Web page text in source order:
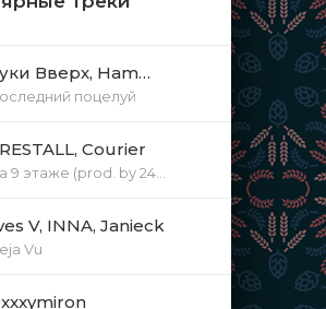
Руки Вверх, HammAli & Navai
поцелуй
Courier
V, INNA, Janieck
Vu